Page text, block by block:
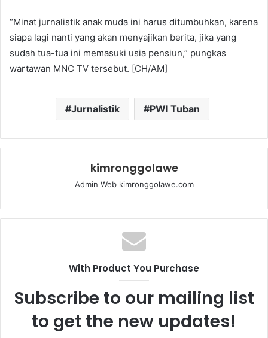
“Minat jurnalistik anak muda ini harus ditumbuhkan, karena
siapa lagi nanti yang akan menyajikan berita, jika yang
sudah tua-tua ini memasuki usia pensiun,” pungkas
wartawan MNC TV tersebut. [CH/AM]
Jurnalistik PWI Tuban
kimronggolawe
Admin Web kimronggolawe.com
With Product You Purchase
Subscribe to our mailing list
to get the new updates!